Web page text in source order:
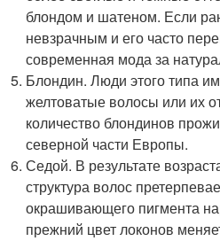
блондом и шатеном. Если
невзрачным и его часто
современная мода за
Блондин. Люди этого типа
желтоватые волосы или их
количество блондинов
северной части Европы.
Седой. В результате
структура волос
окрашивающего пигмента
прежний цвет локонов